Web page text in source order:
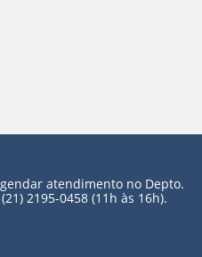
atendimento no Depto.
2195-0458 (11h às 16h).